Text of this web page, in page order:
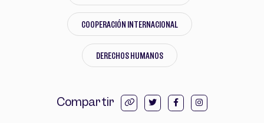
COOPERACIÓN INTERNACIONAL
DERECHOS HUMANOS
Compartir